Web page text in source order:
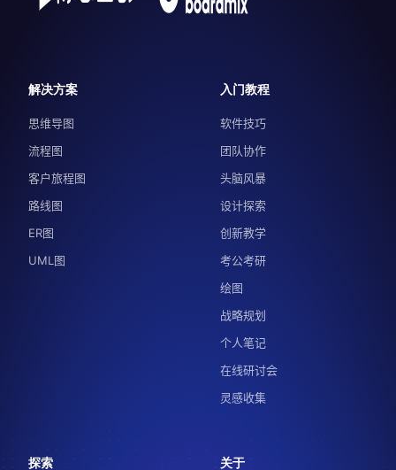
解决方案
思维导图
流程图
客户旅程图
路线图
ER图
UML图
入门教程
软件技巧
团队协作
头脑风暴
设计探索
创新教学
考公考研
绘图
战略规划
个人笔记
在线研讨会
灵感收集
探索 关于